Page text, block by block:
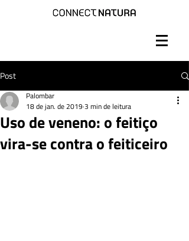
Post
Uso de veneno: o feitiço
vira-se contra o feiticeiro
Palombar
18 de jan. de 20193 min de leitura